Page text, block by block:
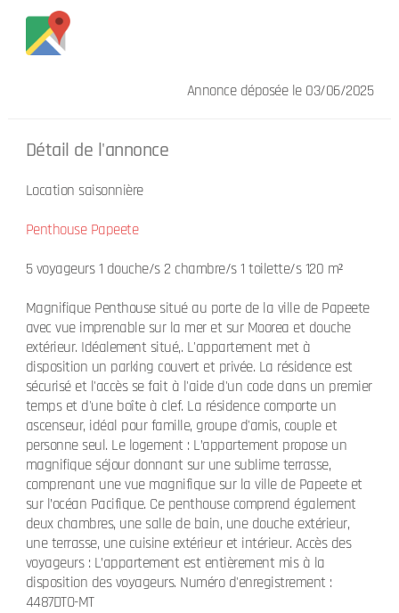
Annonce déposée le 03/06/2025
Détail de l'annonce
Location saisonnière
Penthouse Papeete
5 voyageurs 1 douche/s 2 chambre/s 1 toilette/s 120 m²
Magnifique Penthouse situé au porte de la ville de Papeete
avec vue imprenable sur la mer et sur Moorea et douche
extérieur. Idéalement situé,. L'appartement met à
disposition un parking couvert et privée. La résidence est
sécurisé et l'accès se fait à l'aide d'un code dans un premier
temps et d'une boîte à clef. La résidence comporte un
ascenseur, idéal pour famille, groupe d'amis, couple et
personne seul. Le logement : L’appartement propose un
magnifique séjour donnant sur une sublime terrasse,
comprenant une vue magnifique sur la ville de Papeete et
sur l’océan Pacifique. Ce penthouse comprend également
deux chambres, une salle de bain, une douche extérieur,
une terrasse, une cuisine extérieur et intérieur. Accès des
voyageurs : L’appartement est entièrement mis à la
disposition des voyageurs. Numéro d'enregistrement :
4487DTO-MT